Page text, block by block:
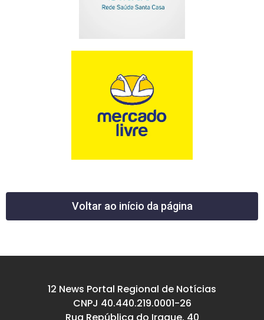
Voltar ao início da página
12 News Portal Regional de Notícias
CNPJ 40.440.219.0001-26